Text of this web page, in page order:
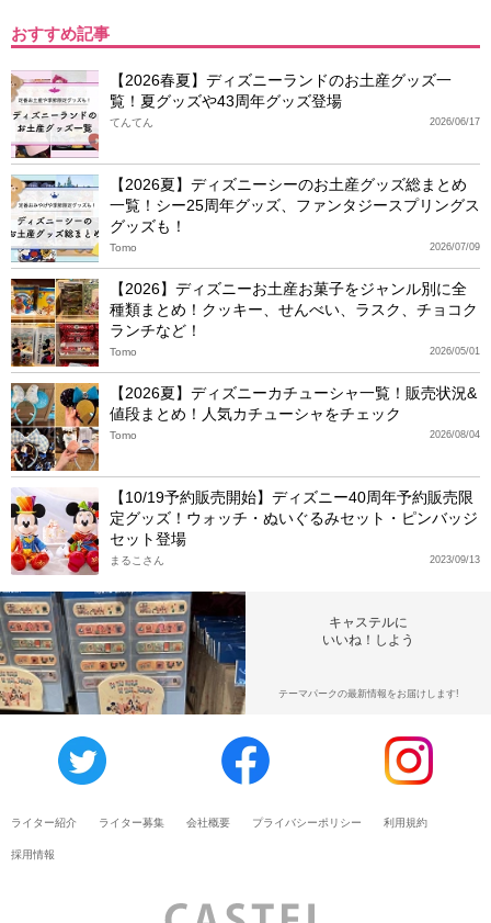
おすすめ記事
【2026春夏】ディズニーランドのお土産グッズ一
覧！夏グッズや43周年グッズ登場
2026/06/17
てんてん
【2026夏】ディズニーシーのお土産グッズ総まとめ
一覧！シー25周年グッズ、ファンタジースプリングス
グッズも！
2026/07/09
Tomo
【2026】ディズニーお土産お菓子をジャンル別に全
種類まとめ！クッキー、せんべい、ラスク、チョコク
ランチなど！
2026/05/01
Tomo
【2026夏】ディズニーカチューシャ一覧！販売状況&
値段まとめ！人気カチューシャをチェック
2026/08/04
Tomo
【10/19予約販売開始】ディズニー40周年予約販売限
定グッズ！ウォッチ・ぬいぐるみセット・ピンバッジ
セット登場
2023/09/13
まるこさん
キャステルに
いいね！しよう
テーマパークの最新情報をお届けします!
ライター紹介 ライター募集 会社概要 プライバシーポリシー 利用規約
採用情報